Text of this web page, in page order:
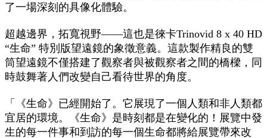
了一場深刻的具像化體驗。
超越邊界，拓寬視野——這也是徠卡Trinovid 8 x 40 HD
“生命” 特別版望遠鏡的象徵意義。這款製作精良的雙
筒望遠鏡不僅搭建了觀察者與被觀察者之間的橋樑，同
時鼓舞著人們改變自己看待世界的角度。
「《生命》已經開始了。它展現了一個人類和非人類都
宜居的環境。《生命》是時刻都是在變化的！展覽中發
生的每一件事和到訪的每一個生命都將給展覽帶來改